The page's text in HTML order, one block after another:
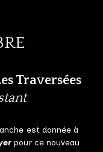
Traversées
est donnée à
pour ce nouveau